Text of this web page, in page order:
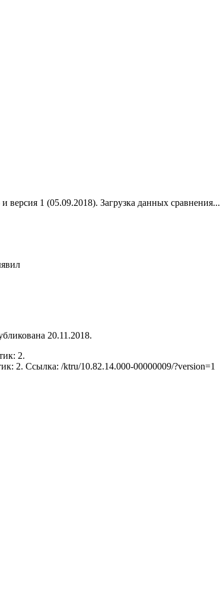
версия 1 (05.09.2018). Загрузка данных сравнения...
20.11.2018.
2.
2. Ссылка: /ktru/10.82.14.000-00000009/?version=1